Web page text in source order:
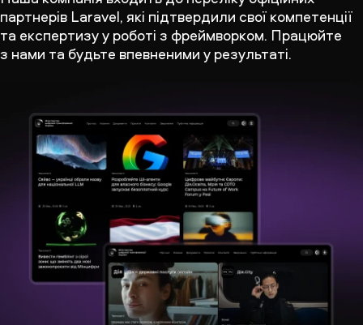
партнерів Laravel, які підтвердили свої компетенції
та експертизу у роботі з фреймворком. Працюйте
з нами та будьте впевненими у результаті.